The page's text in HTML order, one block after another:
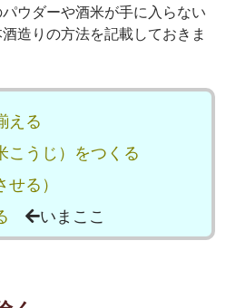
ウダーや酒米が手に入らない
造りの方法を記載しておきま
える
こうじ）をつくる
る）
いまここ